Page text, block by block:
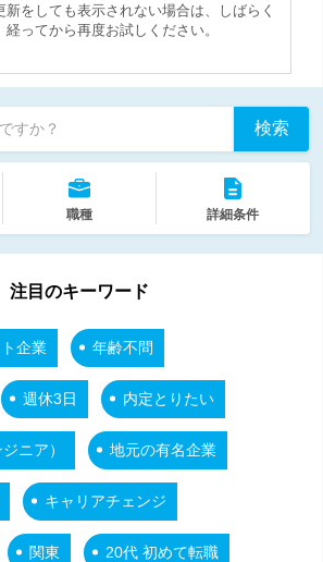
新をしても表示されない場合は、しばらく
経ってから再度お試しください。
すか？ 検索
職種 詳細条件
注目のキーワード
企業 年齢不問
週休3日 内定とりたい
ニア） 地元の有名企業
キャリアチェンジ
関東 20代 初めて転職